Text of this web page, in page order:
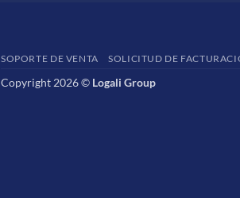
SOPORTE DE VENTA SOLICITUD DE
Copyright 2026 © Logali Group